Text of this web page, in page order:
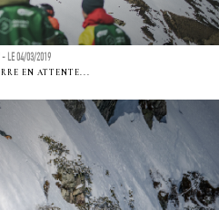
- LE 04/03/2019
EN ATTENTE...